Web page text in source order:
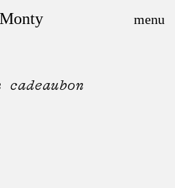
Monty
cadeaubon